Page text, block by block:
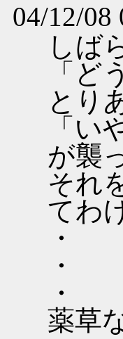
04/12/08
しば
「ど
とり
「
が襲
それ
てわ
・
・
・
薬草